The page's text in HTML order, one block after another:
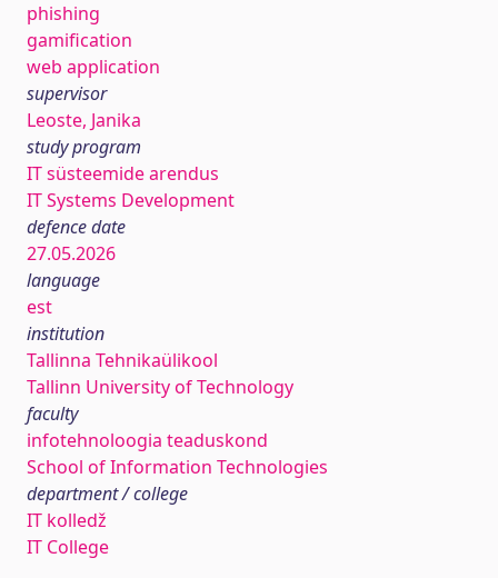
phishing
gamification
web application
supervisor
Leoste, Janika
study program
IT süsteemide arendus
IT Systems Development
defence date
27.05.2026
language
est
institution
Tallinna Tehnikaülikool
Tallinn University of Technology
faculty
infotehnoloogia teaduskond
School of Information Technologies
department / college
IT kolledž
IT College